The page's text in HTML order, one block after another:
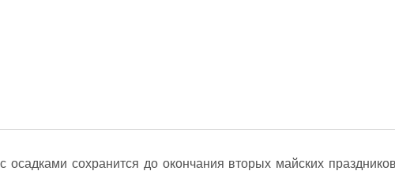
осадками сохранится до окончания вторых майских